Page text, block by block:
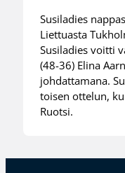
Susiladies
Liettuasta
Susiladies voitti
(48-36) Elina
johdattamana.
toisen ottelun,
Ruotsi.